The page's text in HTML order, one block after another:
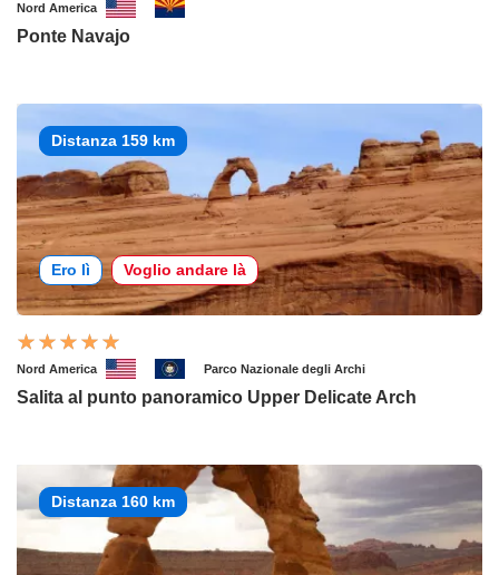
Nord America
Ponte Navajo
Distanza 159 km
Ero lì Voglio andare là
Nord America Parco Nazionale degli Archi
Salita al punto panoramico Upper Delicate Arch
Distanza 160 km